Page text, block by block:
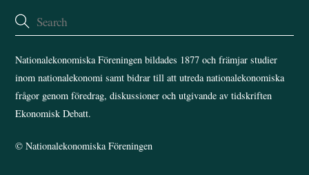
Nationalekonomiska Föreningen bildades 1877 och främjar studier
inom nationalekonomi samt bidrar till att utreda nationalekonomiska
frågor genom föredrag, diskussioner och utgivande av tidskriften
Ekonomisk Debatt.
©Nationalekonomiska Föreningen